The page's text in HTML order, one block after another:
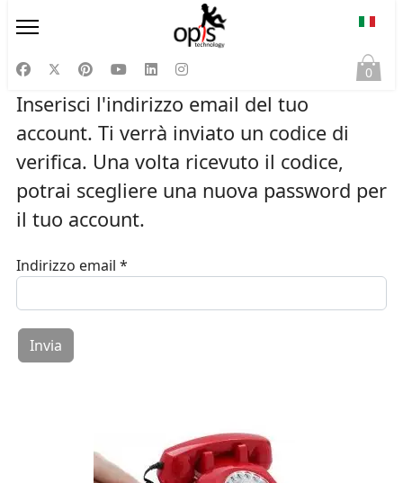
0
Inserisci l'indirizzo email del tuo
account. Ti verrà inviato un codice di
verifica. Una volta ricevuto il codice,
potrai scegliere una nuova password per
il tuo account.
Indirizzo email *
Captcha*
Invia